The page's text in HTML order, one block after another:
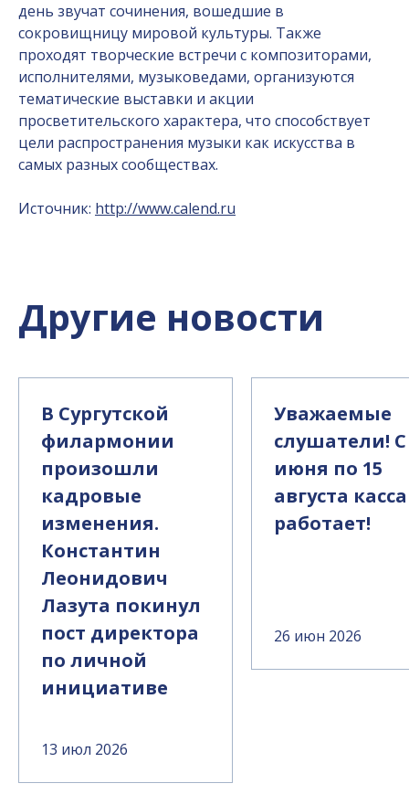
день звучат сочинения, вошедшие в
сокровищницу мировой культуры. Также
проходят творческие встречи с композиторами,
исполнителями, музыковедами, организуются
тематические выставки и акции
просветительского характера, что способствует
цели распространения музыки как искусства в
самых разных сообществах.
Источник: http://www.calend.ru
Другие новости
В Сургутской
филармонии
произошли
кадровые
изменения.
Константин
Леонидович
Лазута покинул
пост директора
по личной
инициативе
13 июл 2026
Уважаемые
слушатели! С
июня по 15
августа
работает!
26 июн 2026